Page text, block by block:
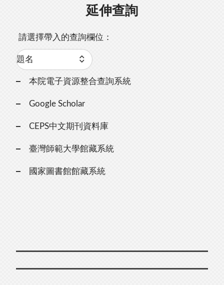
延伸查詢
請選擇帶入的查詢欄位：
本院電子資源整合查詢系統
Google Scholar
CEPS中文期刊資料庫
臺灣師範大學館藏系統
國家圖書館館藏系統